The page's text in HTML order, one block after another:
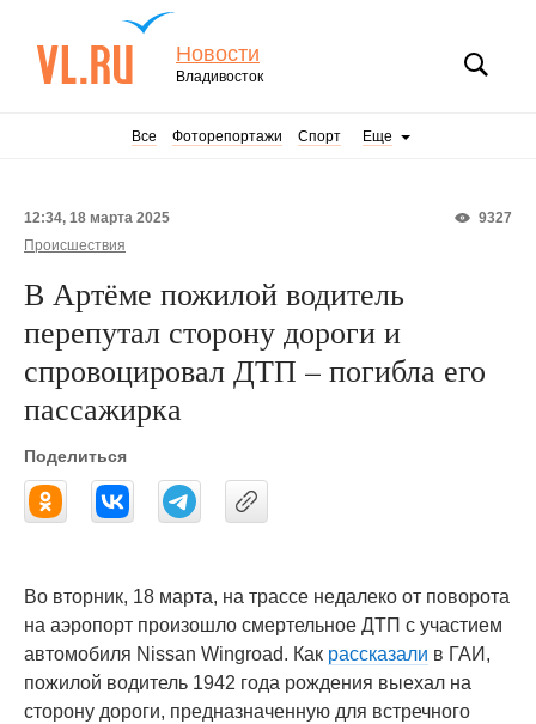
Новости
Владивосток
Все Фоторепортажи Спорт Еще
9327
12:34, 18 марта 2025
Происшествия
В Артёме пожилой водитель
перепутал сторону дороги и
спровоцировал ДТП – погибла его
пассажирка
Поделиться
Во вторник, 18 марта, на трассе недалеко от поворота
на аэропорт произошло смертельное ДТП с участием
автомобиля Nissan Wingroad. Как рассказали в ГАИ,
пожилой водитель 1942 года рождения выехал на
сторону дороги, предназначенную для встречного